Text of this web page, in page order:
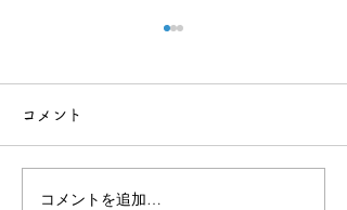
運動会
コメント
コメントを追加…